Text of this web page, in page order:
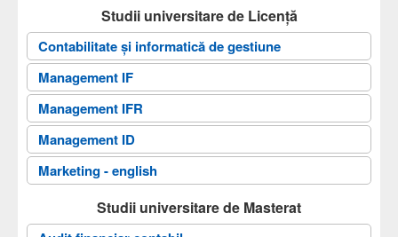
Secretariat
Documente
Admitere
Cercetare
Contact
Căutare
Arhiva
Studii universitare de Licență
Contabilitate și informatică de gestiune
Management IF
Management IFR
Management ID
Marketing - english
Studii universitare de Masterat